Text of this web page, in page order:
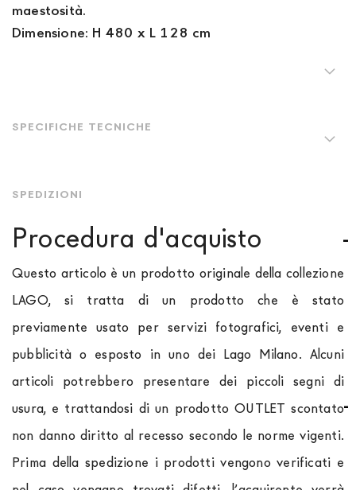
maestosità.
Dimensione: H 480 x L 128 cm
SPECIFICHE TECNICHE
SPEDIZIONI
Procedura d'acquisto
Questo articolo è un prodotto originale della collezione
LAGO, si tratta di un prodotto che è stato
previamente usato per servizi fotografici, eventi e
pubblicità o esposto in uno dei Lago Milano. Alcuni
articoli potrebbero presentare dei piccoli segni di
usura, e trattandosi di un prodotto OUTLET scontato
non danno diritto al recesso secondo le norme vigenti.
Prima della spedizione i prodotti vengono verificati e